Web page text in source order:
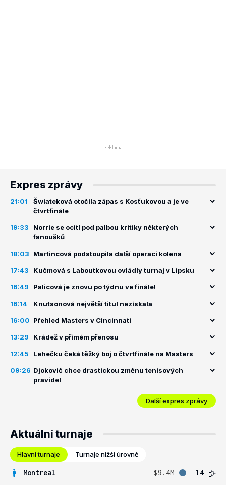
Expres zprávy
21:01
Šwiateková otočila zápas s Kosťukovou a je ve
čtvrtfinále
19:33
Norrie se ocitl pod palbou kritiky některých
fanoušků
18:03 Martincová podstoupila další operaci kolena
17:43 Kučmová s Laboutkovou ovládly turnaj v Lipsku
16:49 Palicová je znovu po týdnu ve finále!
16:14 Knutsonová největší titul nezískala
16:00 Přehled Masters v Cincinnati
13:29 Krádež v přímém přenosu
12:45 Lehečku čeká těžký boj o čtvrtfinále na Masters
09:26 Djokovič chce drastickou změnu tenisových
pravidel
Další expres zprávy
Aktuální turnaje
Hlavní turnaje Turnaje nižší úrovně
Montreal $9.4M
14